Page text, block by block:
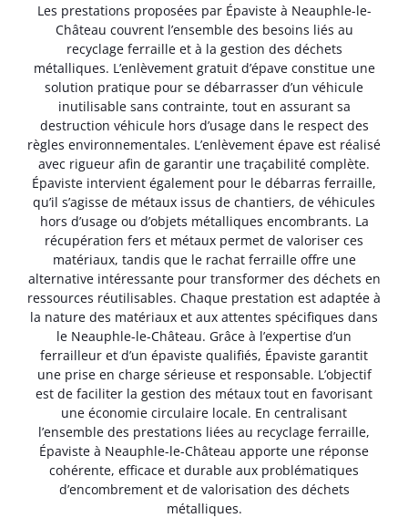
Les prestations proposées par Épaviste à Neauphle-le-
Château couvrent l’ensemble des besoins liés au
recyclage ferraille et à la gestion des déchets
métalliques. L’enlèvement gratuit d’épave constitue une
solution pratique pour se débarrasser d’un véhicule
inutilisable sans contrainte, tout en assurant sa
destruction véhicule hors d’usage dans le respect des
règles environnementales. L’enlèvement épave est réalisé
avec rigueur afin de garantir une traçabilité complète.
Épaviste intervient également pour le débarras ferraille,
qu’il s’agisse de métaux issus de chantiers, de véhicules
hors d’usage ou d’objets métalliques encombrants. La
récupération fers et métaux permet de valoriser ces
matériaux, tandis que le rachat ferraille offre une
alternative intéressante pour transformer des déchets en
ressources réutilisables. Chaque prestation est adaptée à
la nature des matériaux et aux attentes spécifiques dans
le Neauphle-le-Château. Grâce à l’expertise d’un
ferrailleur et d’un épaviste qualifiés, Épaviste garantit
une prise en charge sérieuse et responsable. L’objectif
est de faciliter la gestion des métaux tout en favorisant
une économie circulaire locale. En centralisant
l’ensemble des prestations liées au recyclage ferraille,
Épaviste à Neauphle-le-Château apporte une réponse
cohérente, efficace et durable aux problématiques
d’encombrement et de valorisation des déchets
métalliques.